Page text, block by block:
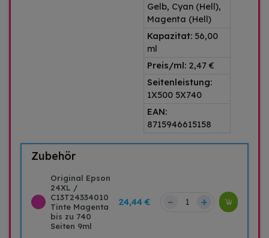
Gelb, Cyan (Hell),
Magenta (Hell)
Kapazitat: 56,00
ml
Preis/ml: 2,47 €
Seitenleistung:
1X500 5X740
EAN:
8715946615158
Zubehör
Original Epson
24XL /
C13T24334010
Tinte Magenta
bis zu 740
Seiten 9ml
24,44 € – +